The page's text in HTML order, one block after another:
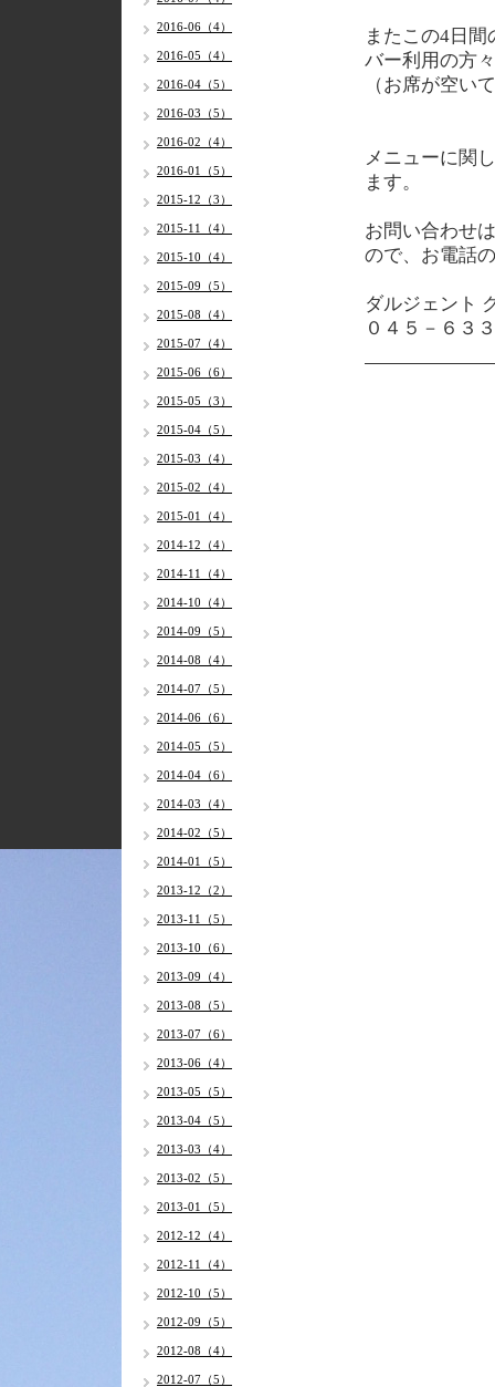
またこの4日
バー利用の方
（お席が空い
メニューに関
ます。
お問い合わせ
ので、お電話
ダルジェント
０４５－６３
2016-06（4）
2016-05（4）
2016-04（5）
2016-03（5）
2016-02（4）
2016-01（5）
2015-12（3）
2015-11（4）
2015-10（4）
2015-09（5）
2015-08（4）
2015-07（4）
2015-06（6）
2015-05（3）
2015-04（5）
2015-03（4）
2015-02（4）
2015-01（4）
2014-12（4）
2014-11（4）
2014-10（4）
2014-09（5）
2014-08（4）
2014-07（5）
2014-06（6）
2014-05（5）
2014-04（6）
2014-03（4）
2014-02（5）
2014-01（5）
2013-12（2）
2013-11（5）
2013-10（6）
2013-09（4）
2013-08（5）
2013-07（6）
2013-06（4）
2013-05（5）
2013-04（5）
2013-03（4）
2013-02（5）
2013-01（5）
2012-12（4）
2012-11（4）
2012-10（5）
2012-09（5）
2012-08（4）
2012-07（5）